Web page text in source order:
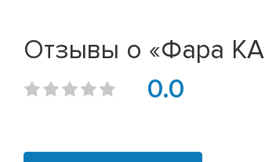
Отзывы о «Фара
0.0